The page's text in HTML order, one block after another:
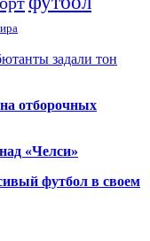
задали тон
отборочных
«Челси»
футбол в своем